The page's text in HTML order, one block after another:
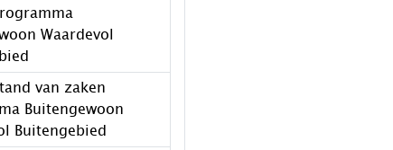
Waardevol
van zaken
Buitengewoon
Buitengebied